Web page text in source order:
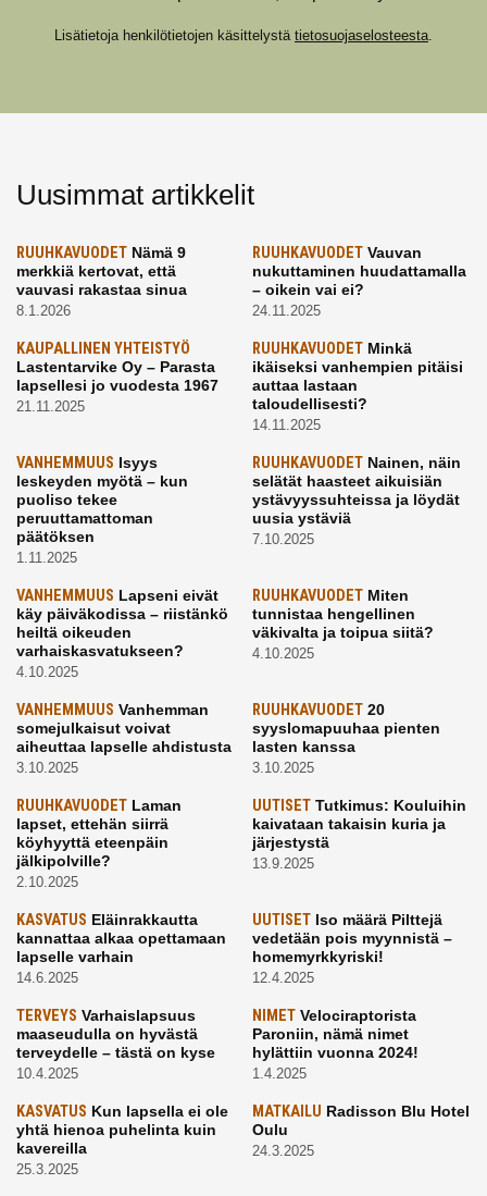
Lisätietoja henkilötietojen käsittelystä tietosuojaselosteesta
Uusimmat artikkelit
RUUHKAVUODET Nämä 9
merkkiä kertovat, että
vauvasi rakastaa sinua
8.1.2026
RUUHKAVUODETVauvan
nukuttaminen huudattamalla
– oikein vai ei?
24.11.2025
KAUPALLINEN YHTEISTYÖ
Lastentarvike Oy – Parasta
lapsellesi jo vuodesta 1967
21.11.2025
RUUHKAVUODETMinkä
ikäiseksi vanhempien pitäisi
auttaa lastaan
taloudellisesti?
14.11.2025
VANHEMMUUS Isyys
leskeyden myötä – kun
puoliso tekee
peruuttamattoman
päätöksen
1.11.2025
RUUHKAVUODETNainen, näin
selätät haasteet aikuisiän
ystävyyssuhteissa ja löydät
uusia ystäviä
7.10.2025
VANHEMMUUS Lapseni eivät
käy päiväkodissa – riistänkö
heiltä oikeuden
varhaiskasvatukseen?
4.10.2025
RUUHKAVUODETMiten
tunnistaa hengellinen
väkivalta ja toipua siitä?
4.10.2025
VANHEMMUUS Vanhemman
somejulkaisut voivat
aiheuttaa lapselle ahdistusta
3.10.2025
RUUHKAVUODET20
syyslomapuuhaa pienten
lasten kanssa
3.10.2025
RUUHKAVUODET Laman
lapset, ettehän siirrä
köyhyyttä eteenpäin
jälkipolville?
2.10.2025
UUTISETTutkimus: Kouluihin
kaivataan takaisin kuria ja
järjestystä
13.9.2025
KASVATUS Eläinrakkautta
kannattaa alkaa opettamaan
lapselle varhain
14.6.2025
UUTISETIso määrä Pilttejä
vedetään pois myynnistä –
homemyrkkyriski!
12.4.2025
TERVEYS Varhaislapsuus
maaseudulla on hyvästä
terveydelle – tästä on kyse
10.4.2025
NIMETVelociraptorista
Paroniin, nämä nimet
hylättiin vuonna 2024!
1.4.2025
KASVATUS Kun lapsella ei ole
yhtä hienoa puhelinta kuin
kavereilla
25.3.2025
MATKAILU Radisson Blu Hotel
Oulu
24.3.2025